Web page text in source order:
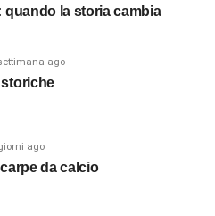
quando la storia cambia
ago
storiche
ago
da calcio